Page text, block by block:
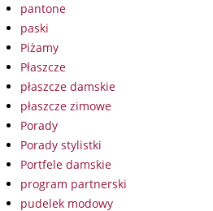
pantone
paski
Piżamy
Płaszcze
płaszcze damskie
płaszcze zimowe
Porady
Porady stylistki
Portfele damskie
program partnerski
pudelek modowy